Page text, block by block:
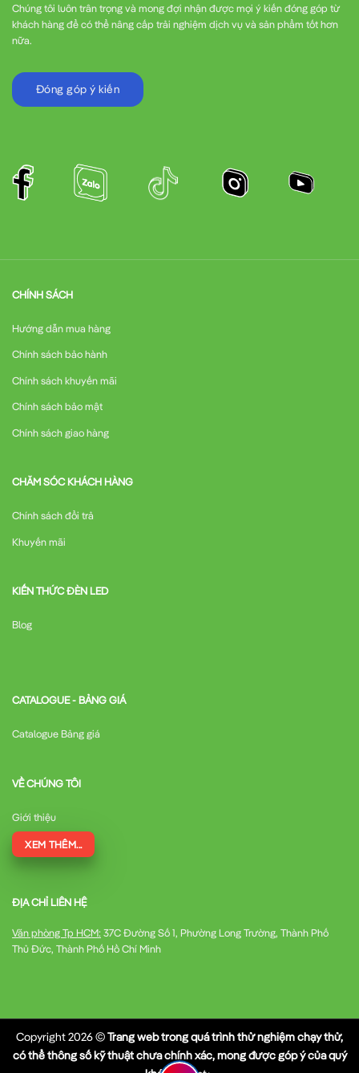
Chúng tôi luôn trân trọng và mong đợi nhận được mọi ý kiến đóng góp từ
khách hàng để có thể nâng cấp trải nghiệm dịch vụ và sản phẩm tốt hơn
nữa.
Đóng góp ý kiến
CHÍNH SÁCH
Hướng dẫn mua hàng
Chính sách bảo hành
Chính sách khuyến mãi
Chính sách bảo mật
Chính sách giao hàng
CHĂM SÓC KHÁCH HÀNG
Chính sách đổi trả
Khuyến mãi
KIẾN THỨC ĐÈN LED
Blog
CATALOGUE - BẢNG GIÁ
Catalogue Bảng giá
VỀ CHÚNG TÔI
Giới thiệu
XEM THÊM...
ĐỊA CHỈ LIÊN HỆ
Văn phòng Tp HCM: 37C Đường Số 1, Phường Long Trường, Thành Phố
Thủ Đức, Thành Phố Hồ Chí Minh
Copyright 2026 ©Trang web trong quá trình thử nghiệm chạy thử,
có thể thông số kỹ thuật chưa chính xác, mong được góp ý của quý